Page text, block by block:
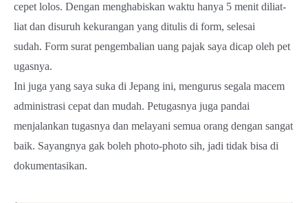
cepet lolos. Dengan menghabiskan waktu hanya 5 menit diliat-
liat dan disuruh kekurangan yang ditulis di form, selesai
sudah. Form surat pengembalian uang pajak saya dicap oleh pet
ugasnya.
Ini juga yang saya suka di Jepang ini, mengurus segala macem
administrasi cepat dan mudah. Petugasnya juga pandai
menjalankan tugasnya dan melayani semua orang dengan sangat
baik. Sayangnya gak boleh photo-photo sih, jadi tidak bisa di
dokumentasikan.